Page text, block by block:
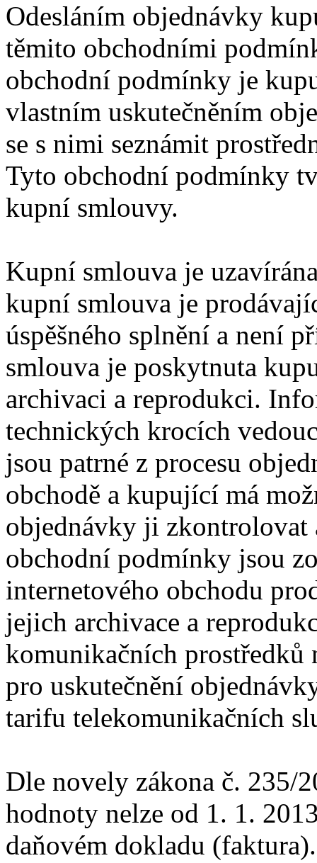
Odesláním objednávky
těmito obchodními
obchodní podmínky je
vlastním uskutečněním
se s nimi seznámit
Tyto obchodní podmínky
kupní smlouvy.
Kupní smlouva je
kupní smlouva je
úspěšného splnění a není
smlouva je poskytnuta
archivaci a reprodukci.
technických krocích
jsou patrné z procesu
obchodě a kupující má
objednávky ji zkontrolovat
obchodní podmínky jsou
internetového obchodu
jejich archivace a
komunikačních prostředků
pro uskutečnění
tarifu telekomunikačních
Dle novely zákona č. 235/
hodnoty nelze od 1. 1.
daňovém dokladu